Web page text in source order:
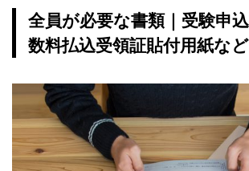
全員が必要な書類｜受験申
数料払込受領証貼付用紙など